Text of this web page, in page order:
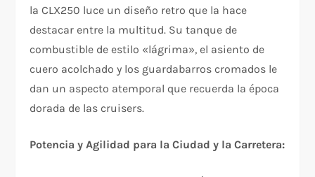
la CLX250 luce un diseño retro que la hace
destacar entre la multitud. Su tanque de
combustible de estilo «lágrima», el asiento de
cuero acolchado y los guardabarros cromados le
dan un aspecto atemporal que recuerda la época
dorada de las cruisers.
Potencia y Agilidad para la Ciudad y la Carretera: